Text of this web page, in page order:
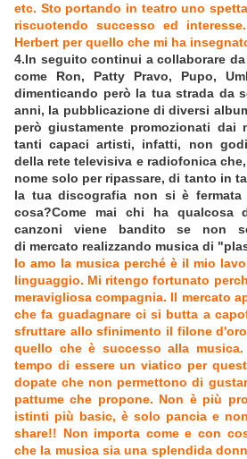
etc. Sto portando in teatro uno
riscuotendo successo ed
Herbert per quello che mi ha
4.In seguito continui a collaborare
come Ron, Patty Pravo, Pupo,
dimenticando però la tua strada da
anni, la pubblicazione di diversi
però giustamente promozionati dai
tanti capaci artisti, infatti, non
della rete televisiva e radiofonica
nome solo per ripassare, di tanto in
la tua discografia non si è
cosa?Come mai chi ha qualcosa
canzoni viene bandito se non
di mercato realizzando musica di
Io amo la musica perché è il mio
linguaggio. Mi ritengo fortunato
meravigliosa compagnia. Il mercato
che fa guadagnare ci si butta a
sfruttare allo sfinimento il filone
quello che è successo alla
tempo di essere un viatico per
dopate che non permettono di
pattume che propone. Non è più
istinti più basic, è solo pancia e
share!! Non importa come e con
che la musica sia una splendida